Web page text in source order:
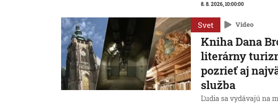
8. 8. 2026, 10:00:00
Svet Video
Kniha Dana
literárny
pozrieť aj
služba
Ľudia sa vydávajú na